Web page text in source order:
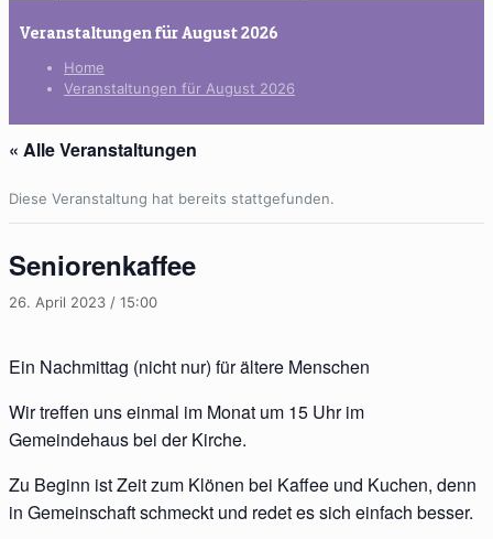
Veranstaltungen für August 2026
Home
Veranstaltungen für August 2026
« Alle Veranstaltungen
Diese Veranstaltung hat bereits stattgefunden.
Seniorenkaffee
26. April 2023 / 15:00
Ein Nachmittag (nicht nur) für ältere Menschen
Wir treffen uns einmal im Monat um 15 Uhr im
Gemeindehaus bei der Kirche.
Zu Beginn ist Zeit zum Klönen bei Kaffee und Kuchen, denn
in Gemeinschaft schmeckt und redet es sich einfach besser.